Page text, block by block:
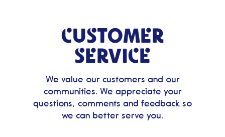
CUSTOMER
SERVICE
We value our customers and our
communities. We appreciate your
questions, comments and feedback so
we can better serve you.